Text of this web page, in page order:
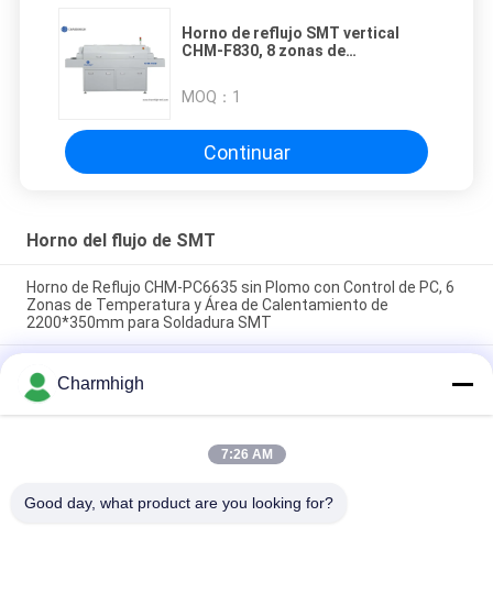
Horno de reflujo SMT vertical
CHM-F830, 8 zonas de
caliente
MOQ： 1
Continuar
Horno del flujo de SMT
Horno de Reflujo CHM-PC6635 sin Plomo con Control de PC, 6
Zonas de Temperatura y Área de Calentamiento de
2200*350mm para Soldadura SMT
temperatura, 1400*300mm, máquina de soldadura por aire
caliente
CHM-6635 Horno de reflujo 6 zonas temporales (arriba
6+abajo 6) Máquina de soldadura de reflujo SMT de 2200*350
Charmhigh
7:26 AM
Good day, what product are you looking for?